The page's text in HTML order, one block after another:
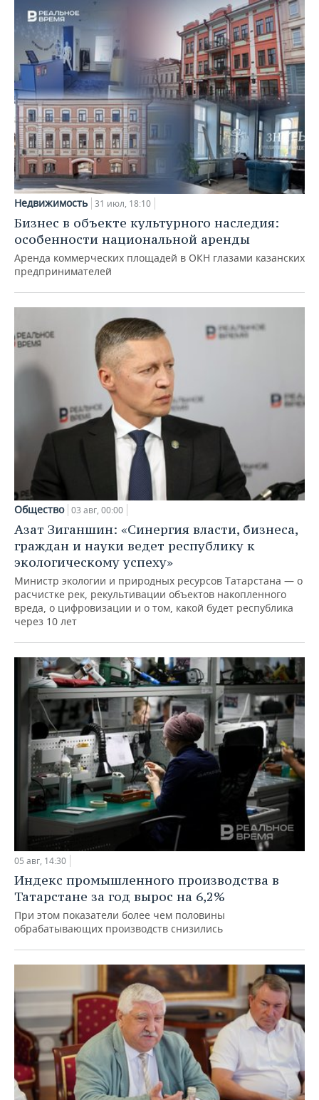
Недвижимость 31 июл, 18:10
Бизнес в объекте культурного наследия:
особенности национальной аренды
Аренда коммерческих площадей в ОКН глазами казанских
предпринимателей
Общество 03 авг, 00:00
Азат Зиганшин: «Синергия власти, бизнеса,
граждан и науки ведет республику к
экологическому успеху»
Министр экологии и природных ресурсов Татарстана — о
расчистке рек, рекультивации объектов накопленного
вреда, о цифровизации и о том, какой будет республика
через 10 лет
05 авг, 14:30
Индекс промышленного производства в
Татарстане за год вырос на 6,2%
При этом показатели более чем половины
обрабатывающих производств снизились